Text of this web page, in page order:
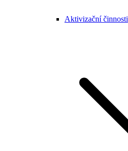
Aktivizační činnosti